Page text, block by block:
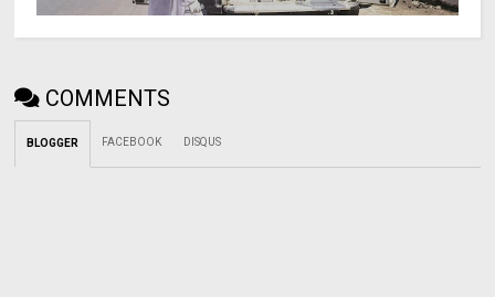
COMMENTS
BLOGGER FACEBOOK DISQUS